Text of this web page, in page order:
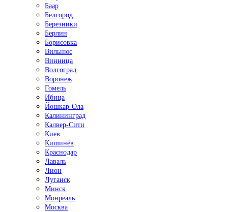
Баар
Белгород
Березники
Берлин
Борисовка
Вильнюс
Винница
Волгоград
Воронеж
Гомель
Ибица
Йошкар-Ола
Калининград
Калвер-Сити
Киев
Кишинёв
Краснодар
Лаваль
Лион
Луганск
Минск
Монреаль
Москва